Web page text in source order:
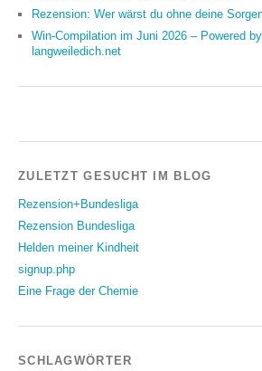
Rezension: Wer wärst du ohne deine
Win-Compilation im Juni 2026 – Powered
langweiledich.net
ZULETZT GESUCHT IM BLOG
Rezension+Bundesliga
Rezension Bundesliga
Helden meiner Kindheit
signup.php
Eine Frage der Chemie
SCHLAGWÖRTER